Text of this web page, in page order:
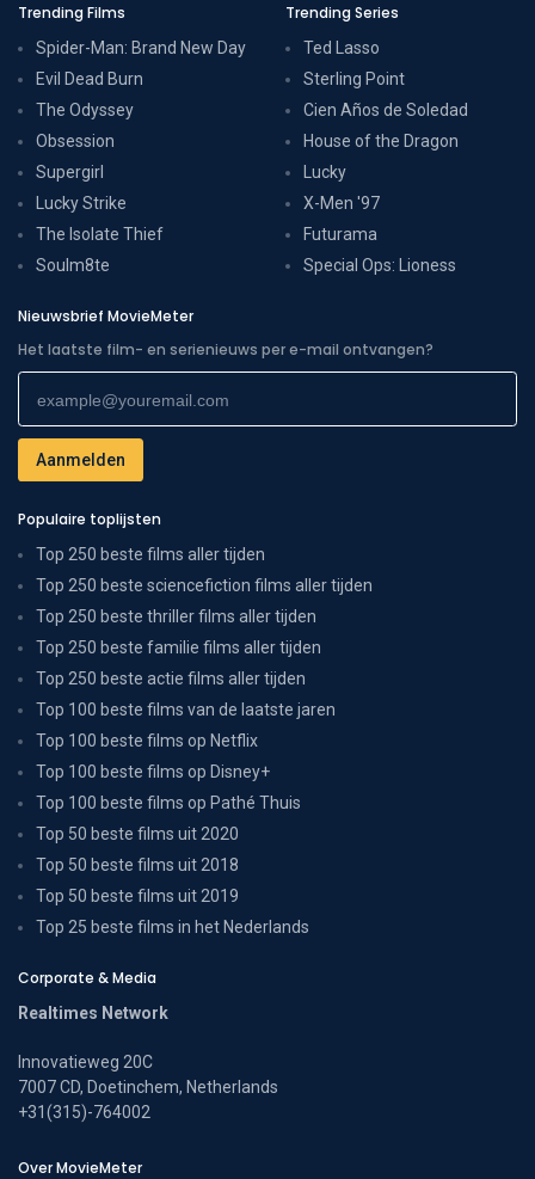
Trending Films
Spider-Man: Brand New Day
Evil Dead Burn
The Odyssey
Obsession
Supergirl
Lucky Strike
The Isolate Thief
Soulm8te
Trending Series
Ted Lasso
Sterling Point
Cien Años de Soledad
House of the Dragon
Lucky
X-Men '97
Futurama
Special Ops: Lioness
Nieuwsbrief MovieMeter
Het laatste film- en serienieuws per e-mail ontvangen?
Populaire toplijsten
Top 250 beste films aller tijden
Top 250 beste sciencefiction films aller tijden
Top 250 beste thriller films aller tijden
Top 250 beste familie films aller tijden
Top 250 beste actie films aller tijden
Top 100 beste films van de laatste jaren
Top 100 beste films op Netflix
Top 100 beste films op Disney+
Top 100 beste films op Pathé Thuis
Top 50 beste films uit 2020
Top 50 beste films uit 2018
Top 50 beste films uit 2019
Top 25 beste films in het Nederlands
Corporate & Media
Realtimes Network
Innovatieweg 20C
7007 CD, Doetinchem, Netherlands
+31(315)-764002
Over MovieMeter